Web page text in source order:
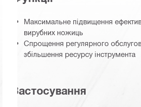
Максимальне підвищення
вирубних ножиць
Спрощення регулярного
збільшення ресурсу інструмента
Застосування